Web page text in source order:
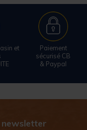
et
Paiement
sécurisé CB
& Paypal